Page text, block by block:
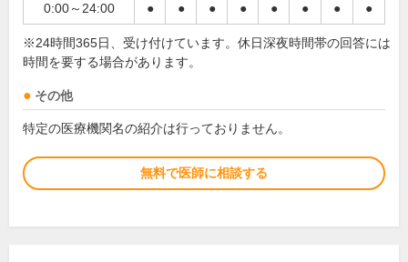
0:00～24:00 ● ● ● ● ● ● ● ●
※24時間365日、受け付けています。休日深夜時間帯の回答には
時間を要する場合があります。
その他
特定の医療機関名の紹介は行っておりません。
無料で医師に相談する